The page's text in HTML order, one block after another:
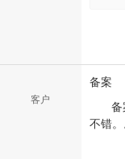
客户
备案
不错。